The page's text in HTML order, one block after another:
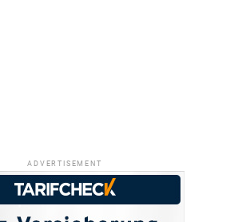
ADVERTISEMENT